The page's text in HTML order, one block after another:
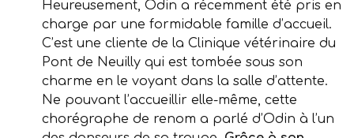
Heureusement, Odin a récemment été pris en
charge par une formidable famille d’accueil.
C’est une cliente de la Clinique vétérinaire du
Pont de Neuilly qui est tombée sous son
charme en le voyant dans la salle d’attente.
Ne pouvant l’accueillir elle-même, cette
chorégraphe de renom a parlé d’Odin à l’un